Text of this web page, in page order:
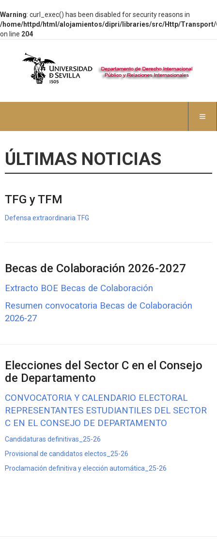
Warning: curl_exec() has been disabled for security reasons in
/home/httpd/html/alojamientos/dipri/libraries/src/Http/Transport/
on line 204
ÚLTIMAS NOTICIAS
TFG y TFM
Defensa extraordinaria TFG
Becas de Colaboración 2026-2027
Extracto BOE Becas de Colaboración
Resumen convocatoria Becas de Colaboración
2026-27
Elecciones del Sector C en el Consejo
de Departamento
CONVOCATORIA Y CALENDARIO ELECTORAL
REPRESENTANTES ESTUDIANTILES DEL SECTOR
C EN EL CONSEJO DE DEPARTAMENTO
Candidaturas definitivas_25-26
Provisional de candidatos electos_25-26
Proclamación definitiva y elección automática_25-26